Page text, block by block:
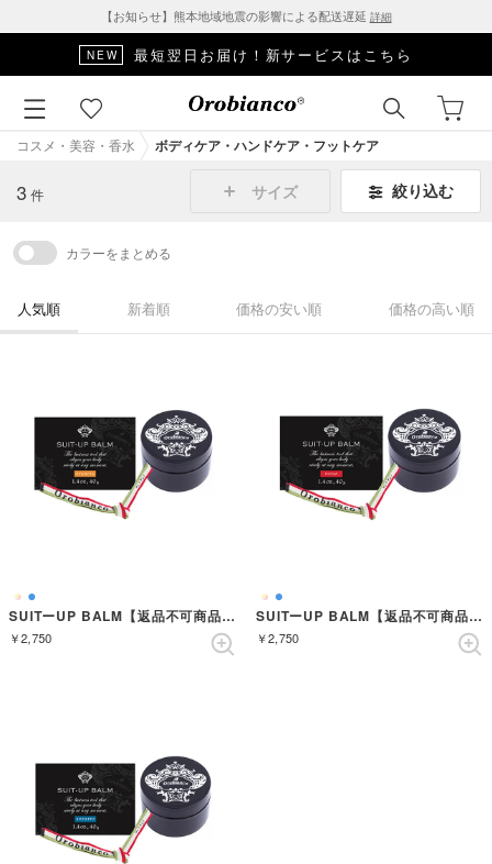
【お知らせ】熊本地域地震の影響による配送遅延 詳細
NEW 最短翌日お届け！新サービスはこちら
コスメ・美容・香水 ボディケア・ハンドケア・フットケア
3 件 サイズ 絞り込む
カラーをまとめる
人気順 新着順 価格の安い順 価格の高い順
SUITーUP BALM【返品不可商品】 （ARANCIA）
￥2,750
SUITーUP BALM【返品不可商品】 （ROSSO）
￥2,750